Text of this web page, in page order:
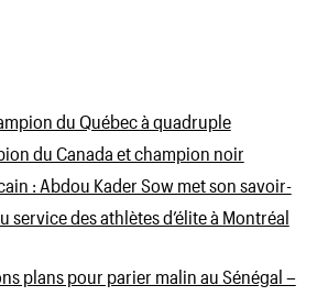
du Québec à quadruple
du Canada et champion noir
: Abdou Kader Sow met son savoir-
service des athlètes d’élite à Montréal
plans pour parier malin au Sénégal –